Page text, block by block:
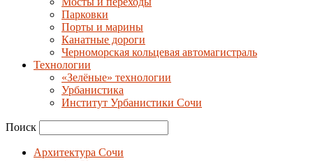
Парковки
Порты и марины
Канатные дороги
Черноморская кольцевая автомагистраль
Технологии
«Зелёные» технологии
Урбанистика
Институт Урбанистики Сочи
Поиск
Архитектура Сочи